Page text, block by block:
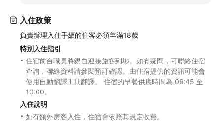
入住政策
負責辦理入住手續的住客必須年滿18歲
特別入住指引
住宿前台職員將親自迎接旅客到埗。如有疑問，可聯絡住宿
查詢，聯絡資料請參閱預訂確認。由住宿提供的資訊可能會
使用自動翻譯工具翻譯。 住宿的早餐供應時間為 06:45 至
10:00。
入住說明
如有額外房客入住，住宿會依照其規定收費。